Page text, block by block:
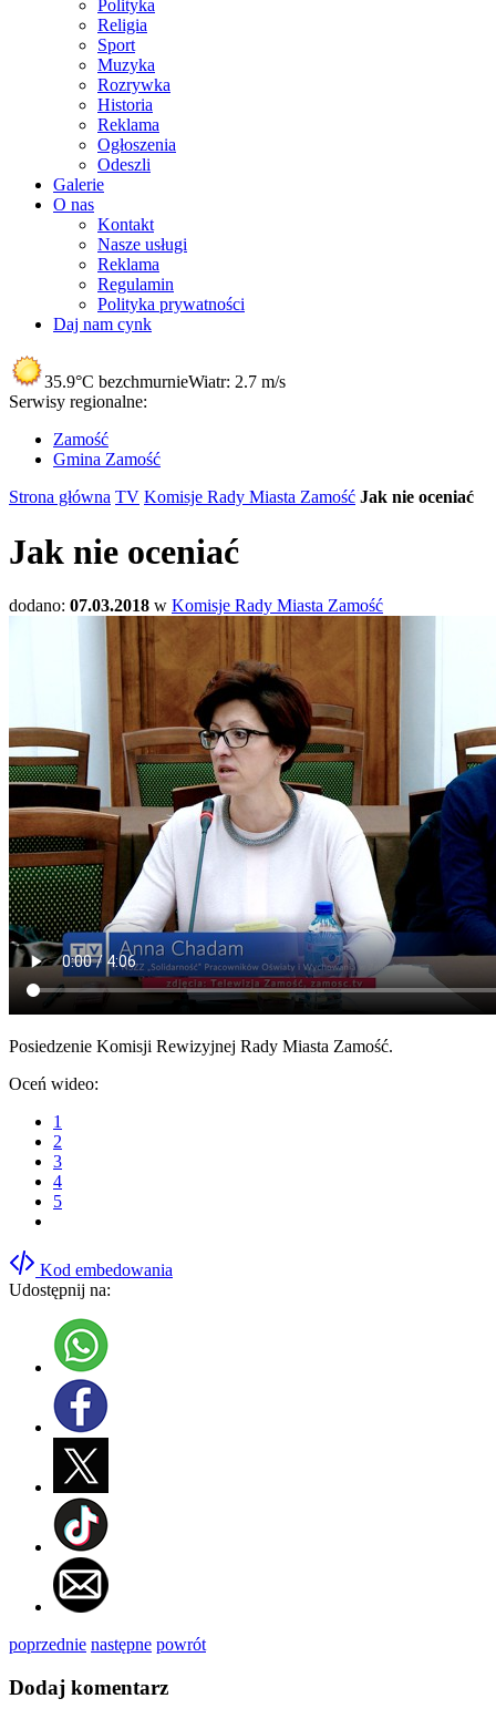
Polityka
Religia
Sport
Muzyka
Rozrywka
Historia
Reklama
Ogłoszenia
Odeszli
Galerie
O nas
Kontakt
Nasze usługi
Reklama
Regulamin
Polityka prywatności
Daj nam cynk
35.9°C bezchmurnieWiatr: 2.7 m/s
Serwisy regionalne:
Zamość
Gmina Zamość
Strona główna TV Komisje Rady Miasta Zamość Jak nie oceniać
Jak nie oceniać
dodano: 07.03.2018 w Komisje Rady Miasta Zamość
Posiedzenie Komisji Rewizyjnej Rady Miasta Zamość.
Oceń wideo:
1
2
3
4
5
Kod embedowania
Udostępnij na:
poprzednie następne powrót
Dodaj komentarz